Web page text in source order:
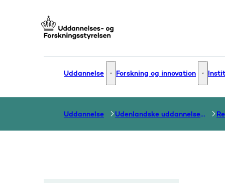
Uddannelse Uddannelse - Flere links
Forskning og innovation
Uddannelse Udenlandske uddannelser og dokumentation over grænser